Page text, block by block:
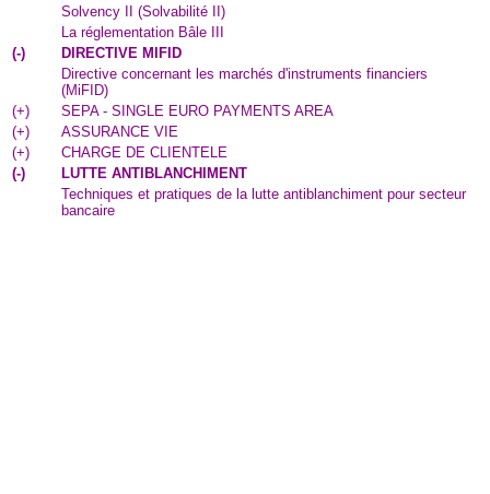
Solvency II (Solvabilité II)
La réglementation Bâle III
(-)
DIRECTIVE MIFID
Directive concernant les marchés d'instruments financiers
(MiFID)
(+)
SEPA - SINGLE EURO PAYMENTS AREA
(+)
ASSURANCE VIE
(+)
CHARGE DE CLIENTELE
(-)
LUTTE ANTIBLANCHIMENT
Techniques et pratiques de la lutte antiblanchiment pour secteur
bancaire